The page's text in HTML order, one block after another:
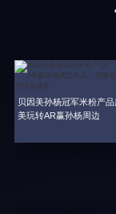
贝因美孙杨冠军米粉产
美玩转AR赢孙杨周边